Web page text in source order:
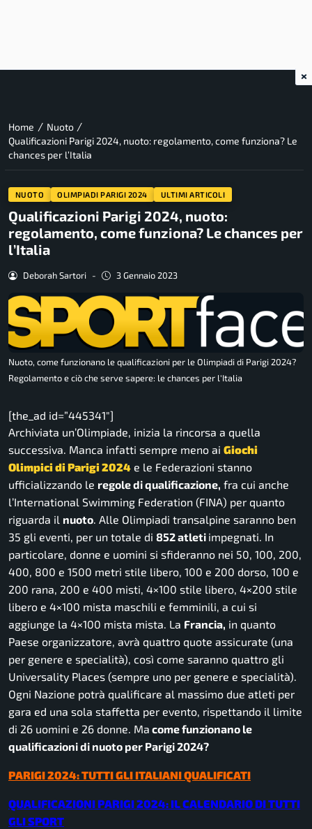
Home / Nuoto /
Qualificazioni Parigi 2024, nuoto: regolamento, come funziona? Le
chances per l’Italia
NUOTO OLIMPIADI PARIGI 2024 ULTIMI ARTICOLI
Qualificazioni Parigi 2024, nuoto:
regolamento, come funziona? Le chances per
l’Italia
Deborah Sartori - 3 Gennaio 2023
Nuoto, come funzionano le qualificazioni per le Olimpiadi di Parigi 2024?
Regolamento e ciò che serve sapere: le chances per l'Italia
[the_ad id=”445341″]
Archiviata un’Olimpiade, inizia la rincorsa a quella
successiva. Manca infatti sempre meno ai Giochi
Olimpici di Parigi 2024 e le Federazioni stanno
ufficializzando le regole di qualificazione, fra cui anche
l’International Swimming Federation (FINA) per quanto
riguarda il nuoto . Alle Olimpiadi transalpine saranno ben
35 gli eventi, per un totale di 852 atleti impegnati. In
particolare, donne e uomini si sfideranno nei 50, 100, 200,
400, 800 e 1500 metri stile libero, 100 e 200 dorso, 100 e
200 rana, 200 e 400 misti, 4×100 stile libero, 4×200 stile
libero e 4×100 mista maschili e femminili, a cui si
aggiunge la 4×100 mista mista. La Francia, in quanto
Paese organizzatore, avrà quattro quote assicurate (una
per genere e specialità), così come saranno quattro gli
Universality Places (sempre uno per genere e specialità).
Ogni Nazione potrà qualificare al massimo due atleti per
gara ed una sola staffetta per evento, rispettando il limite
di 26 uomini e 26 donne. Ma come funzionano le
qualificazioni di nuoto per Parigi 2024?
PARIGI 2024: TUTTI GLI ITALIANI QUALIFICATI
QUALIFICAZIONI PARIGI 2024: IL CALENDARIO DI TUTTI
GLI SPORT
×